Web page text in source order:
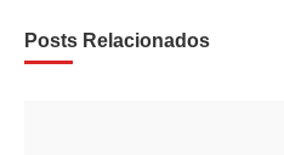
Posts Relacionados